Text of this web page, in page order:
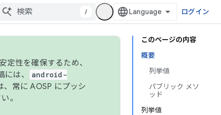
/ ログイン
このページの内容
概要
列挙値
パブリック メソ
ッド
列挙値
性を確保するため、
は、
android-
常に AOSP にプッシ
。